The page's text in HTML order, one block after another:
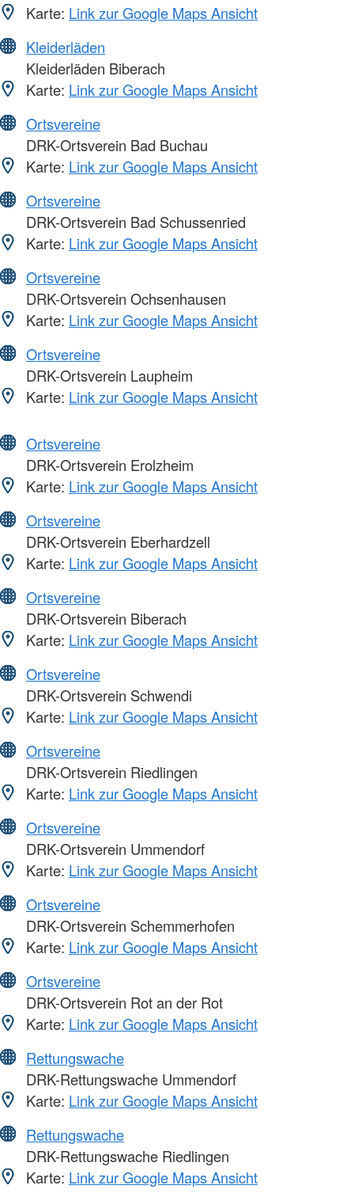
Karte: Link zur Google Maps Ansicht
Kleiderläden
Kleiderläden Biberach
Karte: Link zur Google Maps Ansicht
Ortsvereine
DRK-Ortsverein Bad Buchau
Karte: Link zur Google Maps Ansicht
Ortsvereine
DRK-Ortsverein Bad Schussenried
Karte: Link zur Google Maps Ansicht
Ortsvereine
DRK-Ortsverein Ochsenhausen
Karte: Link zur Google Maps Ansicht
Ortsvereine
DRK-Ortsverein Laupheim
Karte: Link zur Google Maps Ansicht
Ortsvereine
DRK-Ortsverein Erolzheim
Karte: Link zur Google Maps Ansicht
Ortsvereine
DRK-Ortsverein Eberhardzell
Karte: Link zur Google Maps Ansicht
Ortsvereine
DRK-Ortsverein Biberach
Karte: Link zur Google Maps Ansicht
Ortsvereine
DRK-Ortsverein Schwendi
Karte: Link zur Google Maps Ansicht
Ortsvereine
DRK-Ortsverein Riedlingen
Karte: Link zur Google Maps Ansicht
Ortsvereine
DRK-Ortsverein Ummendorf
Karte: Link zur Google Maps Ansicht
Ortsvereine
DRK-Ortsverein Schemmerhofen
Karte: Link zur Google Maps Ansicht
Ortsvereine
DRK-Ortsverein Rot an der Rot
Karte: Link zur Google Maps Ansicht
Rettungswache
DRK-Rettungswache Ummendorf
Karte: Link zur Google Maps Ansicht
Rettungswache
DRK-Rettungswache Riedlingen
Karte: Link zur Google Maps Ansicht